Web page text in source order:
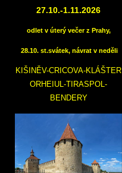
27.10.-1.11.2026
odlet v úterý večer z Prahy,
28.10. st.svátek, návrat v neděli
KIŠINĚV-CRICOVA-KLÁŠTER
ORHEIUL-TIRASPOL-
BENDERY